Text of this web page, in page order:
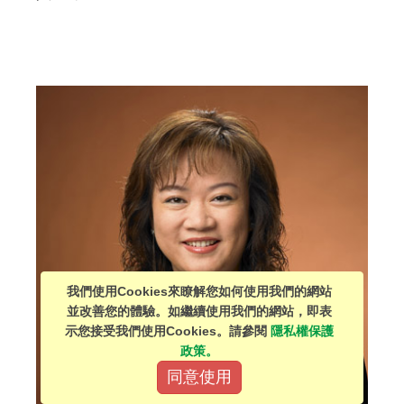
我們使用Cookies來瞭解您如何使用我們的網站
並改善您的體驗。如繼續使用我們的網站，即表
示您接受我們使用Cookies。請參閱 隱私權保護
政策。
同意使用